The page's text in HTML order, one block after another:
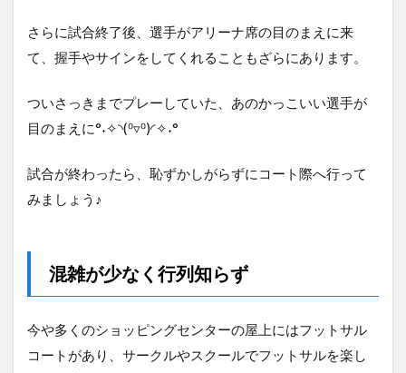
さらに試合終了後、選手がアリーナ席の目のまえに来
て、握手やサインをしてくれることもざらにあります。
ついさっきまでプレーしていた、あのかっこいい選手が
目のまえに°˖✧◝(⁰▿⁰)◜✧˖°
試合が終わったら、恥ずかしがらずにコート際へ行って
みましょう♪
混雑が少なく行列知らず
今や多くのショッピングセンターの屋上にはフットサル
コートがあり、サークルやスクールでフットサルを楽し